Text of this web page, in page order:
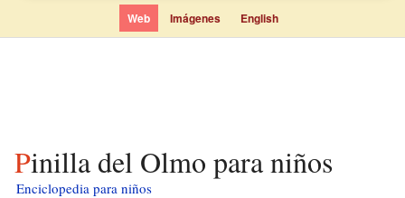
Web Imágenes English
Pinilla del Olmo para niños
Enciclopedia para niños